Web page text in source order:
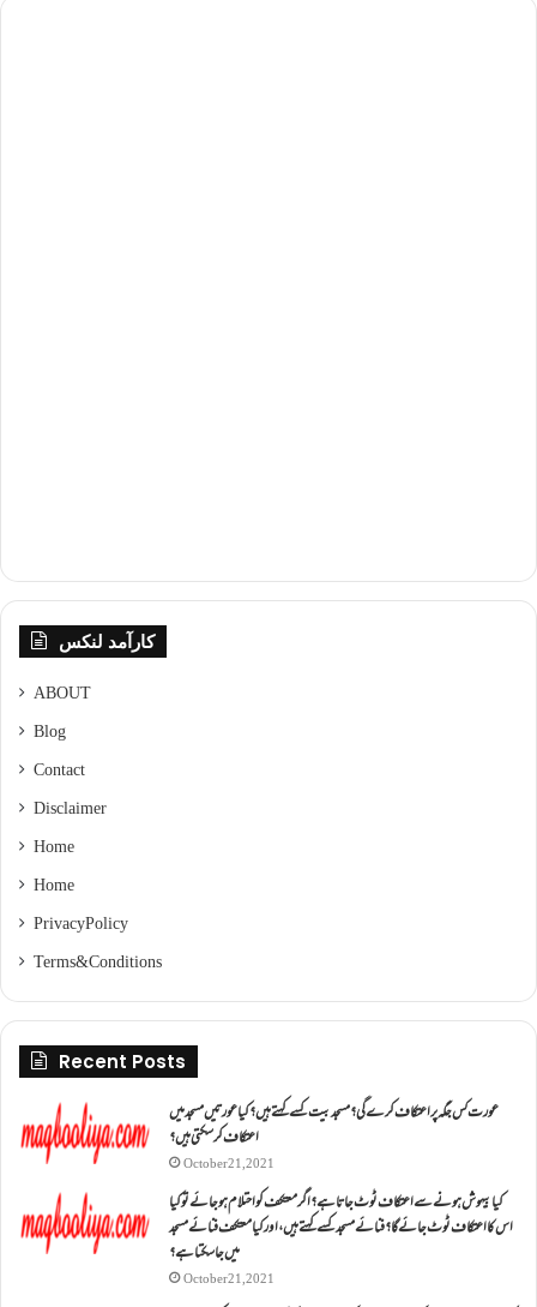
کارآمد لنکس
ABOUT
Blog
Contact
Disclaimer
Home
Home
Privacy Policy
Terms & Conditions
Recent Posts
عورت کس جگہ پر اعتکاف کرے گی؟مسجد بیت کسے کہتے ہیں؟کیا عورتیں مسجد میں
اعتکاف کر سکتی ہیں؟
October 21, 2021
کیا بیہوش ہونے سے اعتکاف ٹوٹ جاتا ہے؟ اگر معتکف کو احتلام ہو جائے تو کیا
اس کا اعتکاف ٹوٹ جائے گا؟فنائے مسجد کسے کہتے ہیں ، اور کیا معتکف فنائے مسجد
میں جا سکتا ہے؟
October 21, 2021